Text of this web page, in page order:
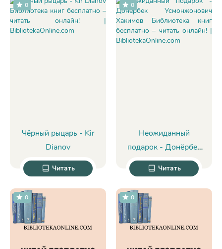
Чёрный рыцарь - Kir
Dianov
0
Читать
Неожиданный
подарок - Донёрбек
Усмонжонович
Хакимов
0
Читать
0 0